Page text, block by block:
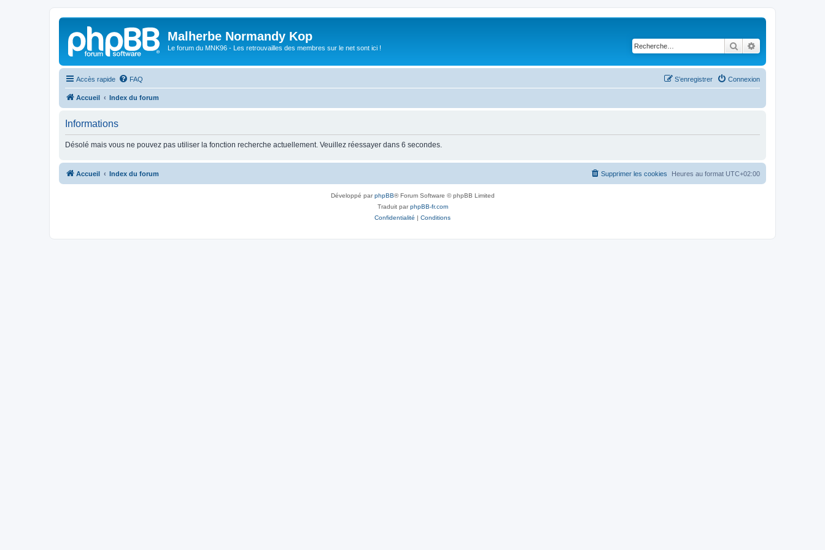
Malherbe Normandy Kop
Le forum du MNK96 - Les retrouvailles des membres sur le net sont ici ! Rechercher
Accès rapide FAQ Connexion
S’enregistrer
Accueil Index du forum
Informations
Désolé mais vous ne pouvez pas utiliser la fonction recherche actuellement. Veuillez réessayer dans 6 secondes.
Accueil Index du forum Heures au format UTC+02:00
Supprimer les cookies
Développé parphpBB® Forum Software © phpBB Limited
Traduit parphpBB-fr.com
Confidentialité | Conditions